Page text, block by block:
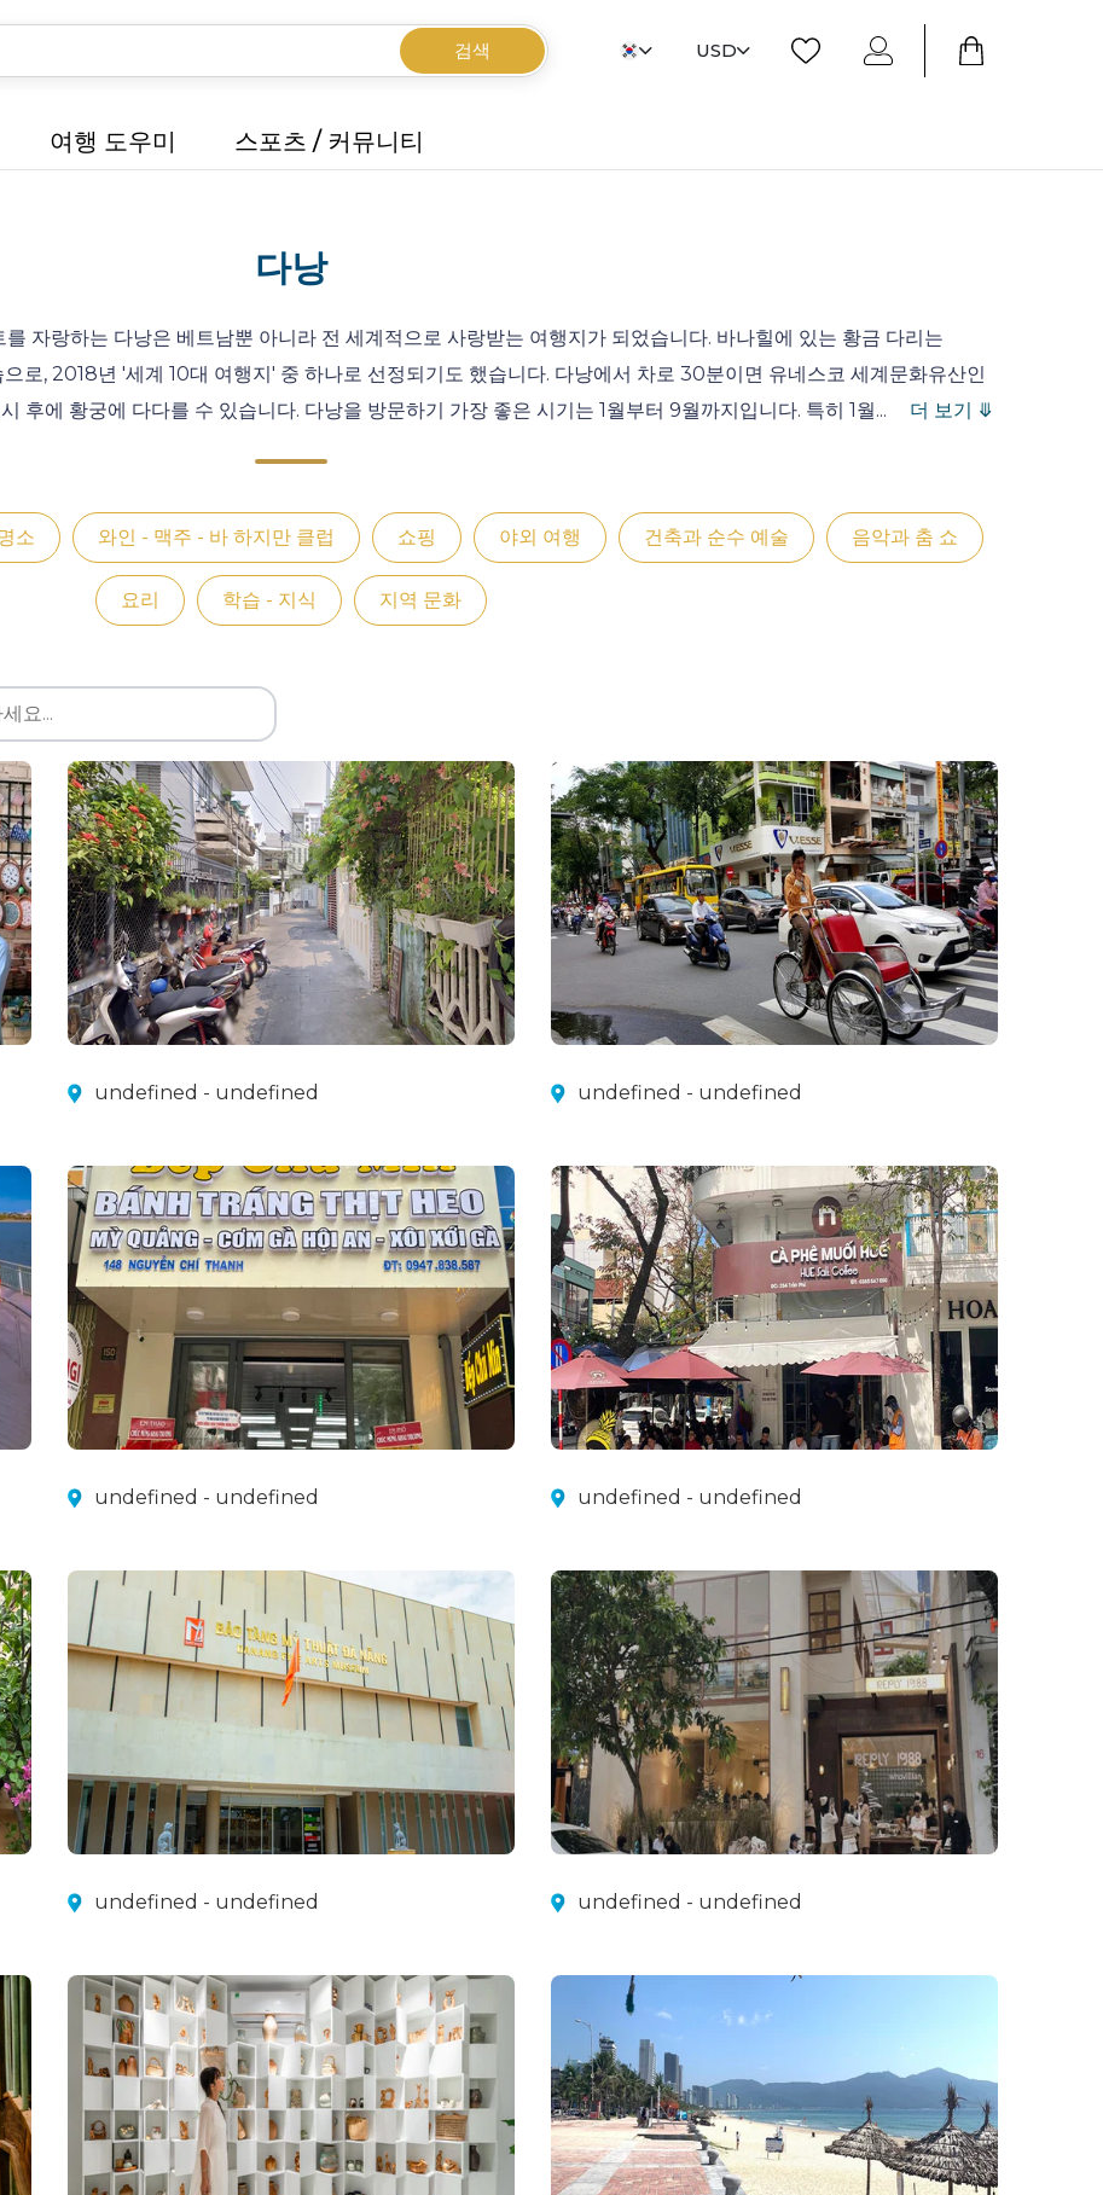
검색 USD
여행 도우미 스포츠 / 커뮤니티
다낭
자랑하는 다낭은 베트남뿐 아니라 전 세계적으로 사랑받는 여행지가 되었습니다. 바나힐에 있는 황금 다리는
로, 2018년 '세계 10대 여행지' 중 하나로 선정되기도 했습니다. 다낭에서 차로 30분이면 유네스코 세계문화유산인
후에 황궁에 다다를 수 있습니다. 다낭을 방문하기 가장 좋은 시기는 1월부터 9월까지입니다. 특히 1월... 더 보기 ⤋
소 와인 - 맥주 - 바 하지만 클럽 쇼핑 야외 여행 건축과 순수 예술 음악과 춤 쇼
요리 학습 - 지식 지역 문화
undefined - undefined undefined - undefined
undefined - undefined undefined - undefined
undefined - undefined undefined - undefined